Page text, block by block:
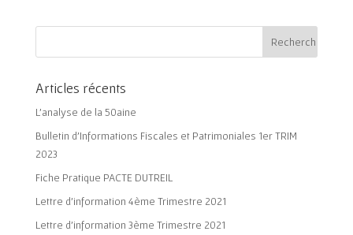
Articles récents
L’analyse de la 50aine
Bulletin d’Informations Fiscales et Patrimoniales 1er TRIM
2023
Fiche Pratique PACTE DUTREIL
Lettre d’information 4ème Trimestre 2021
Lettre d’information 3ème Trimestre 2021